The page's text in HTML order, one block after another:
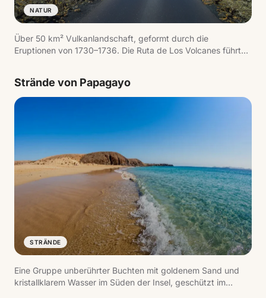
NATUR
Über 50 km² Vulkanlandschaft, geformt durch die
Eruptionen von 1730–1736. Die Ruta de Los Volcanes führt
geothermischen Demonstrationen am Islote de Hilario sind
ein Muss.
Strände von Papagayo
STRÄNDE
Eine Gruppe unberührter Buchten mit goldenem Sand und
kristallklarem Wasser im Süden der Insel, geschützt im